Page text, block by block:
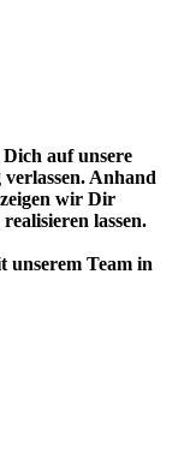
auf unsere
Anhand
wir Dir
lassen.
unserem Team in